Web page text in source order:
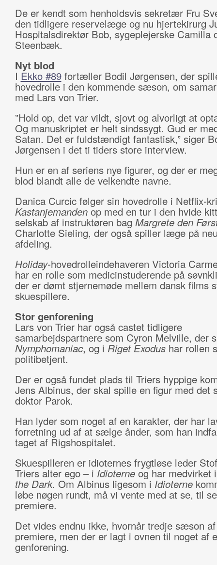
De er kendt som henholdsvis sekretær Fru
den tidligere reservelæge og nu hjertekirurg
Hospitalsdirektør Bob, sygeplejerske Camilla
Steenbæk.
Nyt blod
I Ekko #89fortæller Bodil Jørgensen, der
hovedrolle i den kommende sæson, om
med Lars von Trier.
”Hold op, det var vildt, sjovt og alvorligt at
Og manuskriptet er helt sindssygt. Gud er
Satan. Det er fuldstændigt fantastisk,” siger
Jørgensen i det ti tiders store interview.
Hun er en af seriens nye figurer, og der er
blod blandt alle de velkendte navne.
Danica Curcic følger sin hovedrolle i Netflix-
Kastanjemandenop med en tur i den hvide
selskab af instruktøren bag Margrete den
Charlotte Sieling, der også spiller læge på
afdeling.
Holiday-hovedrolleindehaveren Victoria
har en rolle som medicinstuderende på
der er dømt stjernemøde mellem dansk films
skuespillere.
Stor genforening
Lars von Trier har også castet tidligere
samarbejdspartnere som Cyron Melville, der
Nymphomaniac, og i Riget Exodushar rollen
politibetjent.
Der er også fundet plads til Triers hyppige
Jens Albinus, der skal spille en figur med det
doktor Parok.
Han lyder som noget af en karakter, der har
forretning ud af at sælge ånder, som han
taget af Rigshospitalet.
Skuespilleren er idioternes frygtløse leder
Triers alter ego – i Idioterneog har medvirket
the Dark. Om Albinus ligesom i Idioterne
løbe nøgen rundt, må vi vente med at se, til
premiere.
Det vides endnu ikke, hvornår tredje sæson
premiere, men der er lagt i ovnen til noget af
genforening.